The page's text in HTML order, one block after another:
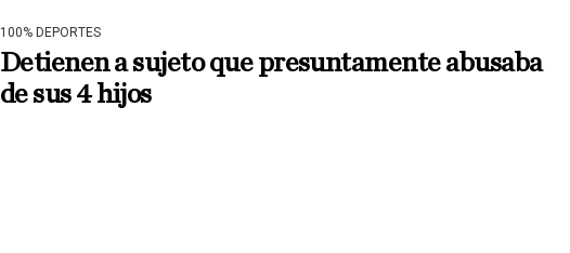
100% DEPORTES
Detienen a sujeto que presuntamente abusaba
de sus 4 hijos